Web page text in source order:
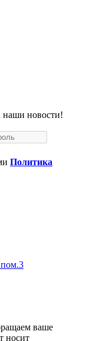
наши новости!
Политика
пом.3
ваше
носит